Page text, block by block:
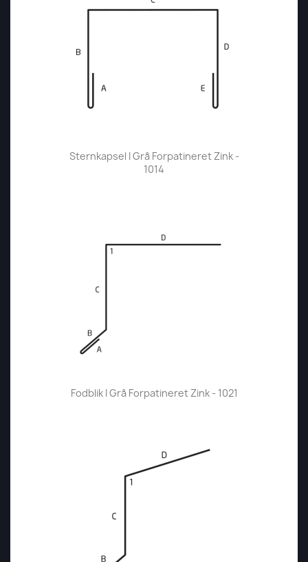
Sternkapsel I Grå Forpatineret Zink -
1014
Fodblik I Grå Forpatineret Zink - 1021